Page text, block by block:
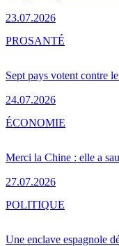
23.07.2026
Sept pays votent contre
24.07.2026
PROSANTÉ
Merci la Chine : elle a
27.07.2026
ÉCONOMIE
Une enclave espagnole
POLITIQUE